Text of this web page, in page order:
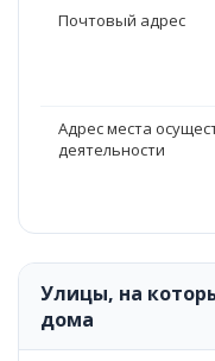
Почтовый адрес
Адрес места
деятельности
Улицы, на
дома